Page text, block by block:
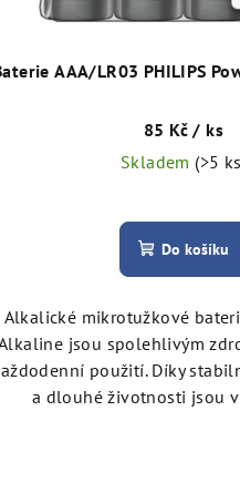
AAA/LR03 PHILIPS
85 Kč/ ks
Skladem (>5
Do košíku
Alkalické mikrotužkové
jsou spolehlivým
použití. Díky
a dlouhé životnosti jsou